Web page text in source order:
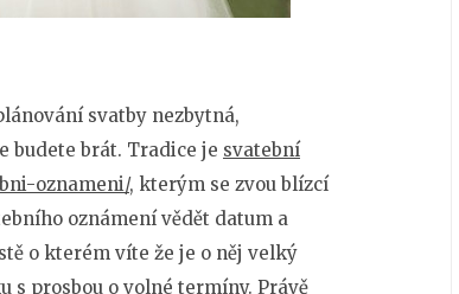
svatby nezbytná,
budete brát. Tradice je svatební
oznameni/, kterým se zvou blízcí
oznámení vědět datum a
o kterém víte že je o něj velký
s prosbou o volné termíny. Právě